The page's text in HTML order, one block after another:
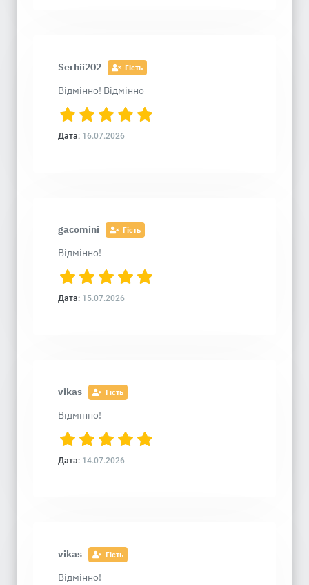
Serhii202 Гість
Відмінно! Відмінно
Дата: 16.07.2026
gacomini Гість
Відмінно!
Дата: 15.07.2026
vikas Гість
Відмінно!
Дата: 14.07.2026
vikas Гість
Відмінно!